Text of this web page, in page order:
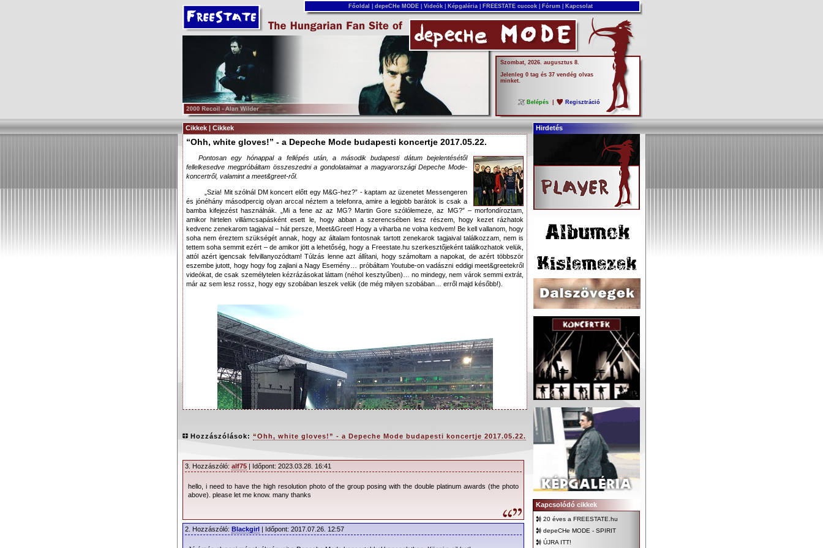
Főoldal depeCHe MODE Videók Képgaléria FREESTATE cuccok Fórum Kapcsolat
Szombat, 2026. augusztus 8.
Jelenleg 0 tag és 37 vendég olvas
minket.
Belépés Regisztráció
Cikkek | Cikkek Hirdetés
“Ohh, white gloves!” - a Depeche Mode budapesti koncertje 2017.05.22.
Pontosan egy hónappal a fellépés után, a második budapesti dátum bejelentésétől
fellelkesedve megpróbáltam összeszedni a gondolataimat a magyarországi Depeche Mode-
koncertről, valamint a meet&greet-ről.
„Szia! Mit szólnál DM koncert előtt egy M&G-hez?” - kaptam az üzenetet Messengeren
és jónéhány másodpercig olyan arccal néztem a telefonra, amire a legjobb barátok is csak a
bamba kifejezést használnák. „Mi a fene az az MG? Martin Gore szólólemeze, az MG?” – morfondíroztam,
amikor hirtelen villámcsapásként esett le, hogy abban a szerencsében lesz részem, hogy kezet rázhatok
kedvenc zenekarom tagjaival – hát persze, Meet&Greet! Hogy a viharba ne volna kedvem! Be kell vallanom, hogy
soha nem éreztem szükségét annak, hogy az általam fontosnak tartott zenekarok tagjaival találkozzam, nem is
tettem soha semmit ezért – de amikor jött a lehetőség, hogy a Freestate.hu szerkesztőjeként találkozhatok velük,
attól azért igencsak felvillanyozódtam! Túlzás lenne azt állítani, hogy számoltam a napokat, de azért többször
eszembe jutott, hogy hogy fog zajlani a Nagy Esemény… próbáltam Youtube-on vadászni eddigi meet&greetekről
videókat, de csak személytelen kézrázásokat láttam (néhol kesztyűben)… no mindegy, nem várok semmi extrát,
már az sem lesz rossz, hogy egy szobában leszek velük (de még milyen szobában… erről majd később!).
A koncert napján a megadott időben a megadott helyen, a stadion egy külön bejáratánál várakoztam a többi
szerencséssel, kb. bő tucatnyian voltunk. Körülöttünk pedig már áramlott a „Fekete Sereg” a stadionba;
Hozzászólások: “Ohh, white gloves!” - a Depeche Mode budapesti koncertje 2017.05.22.
3. Hozzászóló: alf75 | Időpont: 2023.03.28. 16:41
hello, i need to have the high resolution photo of the group posing with the double platinum awards (the photo
above). please let me know. many thanks
2. Hozzászóló: Blackgirl | Időpont: 2017.07.26. 12:57
Kapcsolódó cikkek
20 éves a FREESTATE.hu
depeCHe MODE - SPIRIT
ÚJRA ITT!